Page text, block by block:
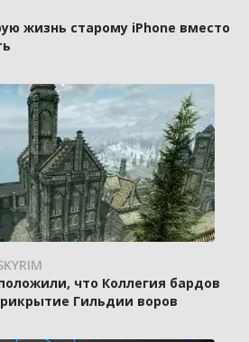
жизнь старому iPhone вместо
что Коллегия бардов
Гильдии воров